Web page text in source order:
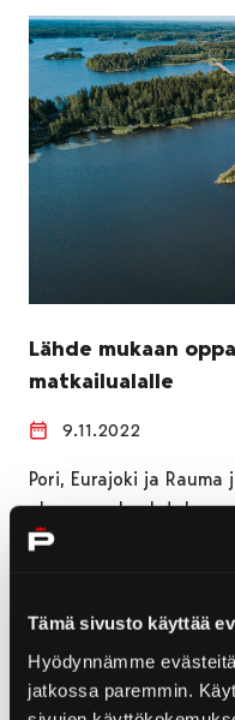
Tämä sivusto käyttää
Hyödynnämme
jatkossa paremmin.
Lähde mukaan
matkailualalle
9.11.2022
Pori, Eurajoki ja
alueopas -
henkilöitä opastamaan